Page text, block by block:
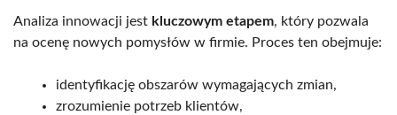
Analiza innowacji jest kluczowym etapem, który pozwala
na ocenę nowych pomysłów w firmie. Proces ten obejmuje:
identyfikację obszarów wymagających zmian,
zrozumienie potrzeb klientów,